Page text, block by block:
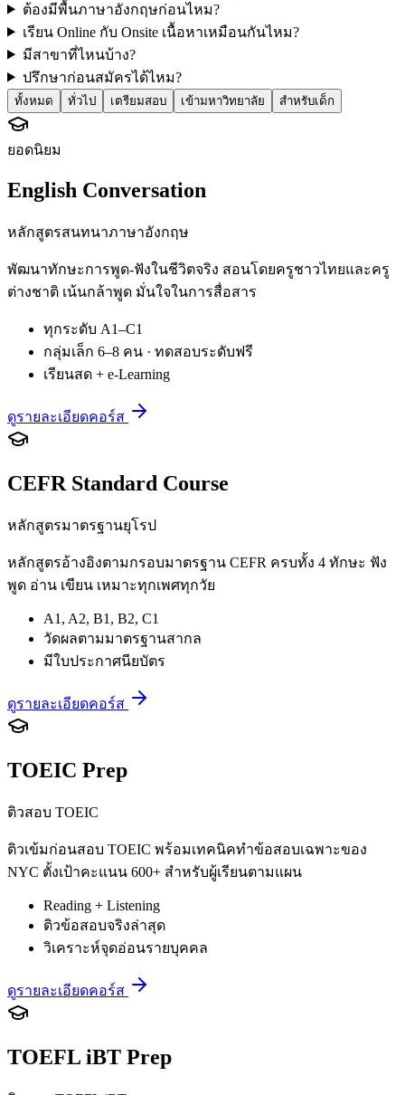
ต้องมีพื้นภาษาอังกฤษก่อนไหม?
เรียน Online กับ Onsite เนื้อหาเหมือนกันไหม?
มีสาขาที่ไหนบ้าง?
ปรึกษาก่อนสมัครได้ไหม?
ทั้งหมด ทั่วไป เตรียมสอบ เข้ามหาวิทยาลัย สำหรับเด็ก
ยอดนิยม
English Conversation
หลักสูตรสนทนาภาษาอังกฤษ
พัฒนาทักษะการพูด-ฟังในชีวิตจริง สอนโดยครูชาวไทยและครู
ต่างชาติ เน้นกล้าพูด มั่นใจในการสื่อสาร
ทุกระดับ A1–C1
กลุ่มเล็ก 6–8 คน · ทดสอบระดับฟรี
เรียนสด + e-Learning
ดูรายละเอียดคอร์ส
CEFR Standard Course
หลักสูตรมาตรฐานยุโรป
หลักสูตรอ้างอิงตามกรอบมาตรฐาน CEFR ครบทั้ง 4 ทักษะ ฟัง
พูด อ่าน เขียน เหมาะทุกเพศทุกวัย
A1, A2, B1, B2, C1
วัดผลตามมาตรฐานสากล
มีใบประกาศนียบัตร
ดูรายละเอียดคอร์ส
TOEIC Prep
ติวสอบ TOEIC
ติวเข้มก่อนสอบ TOEIC พร้อมเทคนิคทำข้อสอบเฉพาะของ
NYC ตั้งเป้าคะแนน 600+ สำหรับผู้เรียนตามแผน
Reading + Listening
ติวข้อสอบจริงล่าสุด
วิเคราะห์จุดอ่อนรายบุคคล
ดูรายละเอียดคอร์ส
TOEFL iBT Prep